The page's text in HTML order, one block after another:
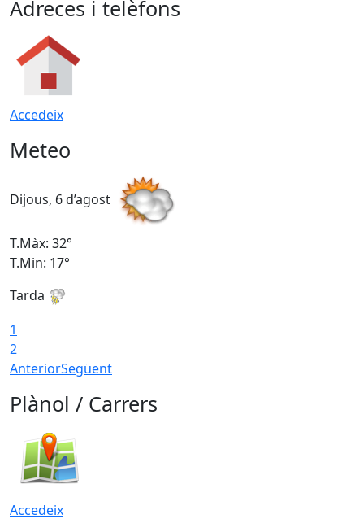
Adreces i telèfons
Accedeix
Meteo
Dijous, 6 d’agost
T.Màx: 32°
T.Min: 17°
Tarda
1
2
AnteriorSegüent
Plànol / Carrers
Accedeix